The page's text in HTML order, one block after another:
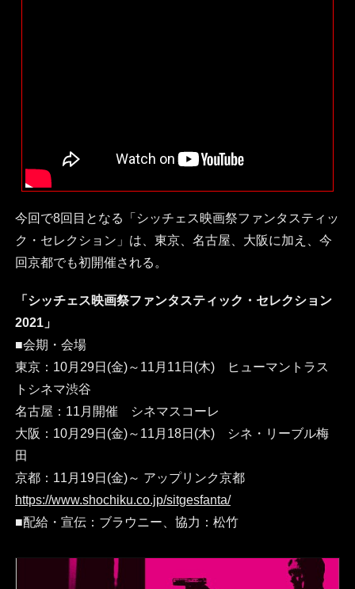
今回で8回目となる「シッチェス映画祭ファンタスティッ
ク・セレクション」は、東京、名古屋、大阪に加え、今
回京都でも初開催される。
「シッチェス映画祭ファンタスティック・セレクション
2021」
■会期・会場
東京：10月29日(金)～11月11日(木) ヒューマントラス
トシネマ渋谷
名古屋：11月開催 シネマスコーレ
大阪：10月29日(金)～11月18日(木) シネ・リーブル梅
田
京都：11月19日(金)～ アップリンク京都
https://www.shochiku.co.jp/sitgesfanta/
■配給・宣伝：ブラウニー、協力：松竹